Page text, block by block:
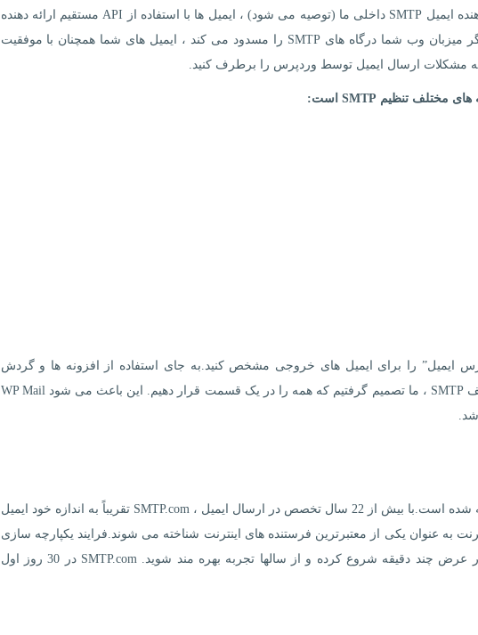
کنیم.هنگام استفاده از یکی از ادغام های ارائه دهنده ایمیل SMTP داخلی ما (توصیه می شود) ، ایمیل ها با استفاده از API مستقیم ارائه دهنده
ارسال می شوند. این بدان معناست که حتی اگر میزبان وب شما درگاه های SMTP را مسدود می کند ، ایمیل های شما همچنان با موفقیت
مشکلات ارسال ایمیل توسط وردپرس را برطرف کنید.
ایمیل” را برای ایمیل های خروجی مشخص کنید.به جای استفاده از افزونه ها و گردش
کارهای مختلف SMTP برای ارائه دهندگان مختلف SMTP ، ما تصمیم گرفتیم که همه را در یک قسمت قرار دهیم. این باعث می شود WP Mail
SMTP.com یک سرویس ایمیل معامله ای توصیه شده است.با بیش از 22 سال تخصص در ارسال ایمیل ، SMTP.com تقریباً به اندازه خود ایمیل
به عنوان یکی از معتبرترین فرستنده های اینترنت شناخته می شوند.فرایند یکپارچه سازی
آسان آنها به شما امکان می دهد ایمیل ها را در عرض چند دقیقه شروع کرده و از سالها تجربه بهره مند شوید. SMTP.com در 30 روز اول